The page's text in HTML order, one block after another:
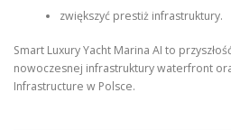
zwiększyć prestiż infrastruktury.
Smart Luxury Yacht Marina AI to
nowoczesnej infrastruktury waterfront
Infrastructure w Polsce.